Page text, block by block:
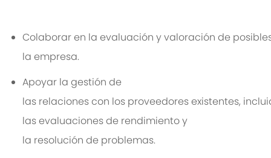
Colaboraren la evaluación yvaloración de
la empresa.
Apoyar la gestión de
las relacionescon los proveedoresexistentes,
lasevaluacionesde rendimientoy
la resolución de problemas.